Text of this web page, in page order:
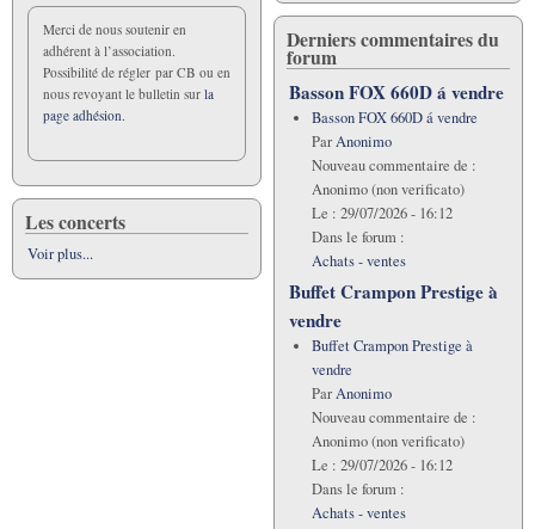
Merci de nous soutenir en
adhérent à l’association.
Possibilité de régler par CB ou en
nous revoyant le bulletin sur la
page adhésion.
Les concerts
Voir plus...
Derniers commentaires du
forum
Basson FOX 660D á vendre
Basson FOX 660D á vendre
ParAnonimo
Nouveau commentaire de :
Anonimo (non verificato)
Le : 29/07/2026 - 16:12
Dans le forum :
Achats - ventes
Buffet Crampon Prestige à
vendre
Buffet Crampon Prestige à
vendre
ParAnonimo
Nouveau commentaire de :
Anonimo (non verificato)
Le : 29/07/2026 - 16:12
Dans le forum :
Achats - ventes